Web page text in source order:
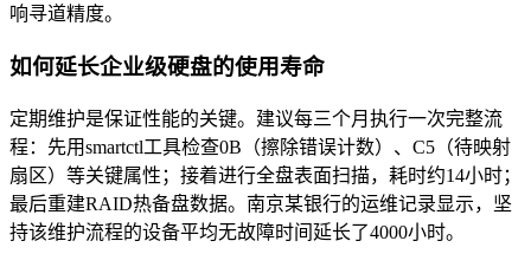
响寻道精度。
如何延长企业级硬盘的使用寿命
定期维护是保证性能的关键。建议每三个月执行一次完整流
程：先用smartctl工具检查0B（擦除错误计数）、C5（待映射
扇区）等关键属性；接着进行全盘表面扫描，耗时约14小时；
最后重建RAID热备盘数据。南京某银行的运维记录显示，坚
持该维护流程的设备平均无故障时间延长了4000小时。